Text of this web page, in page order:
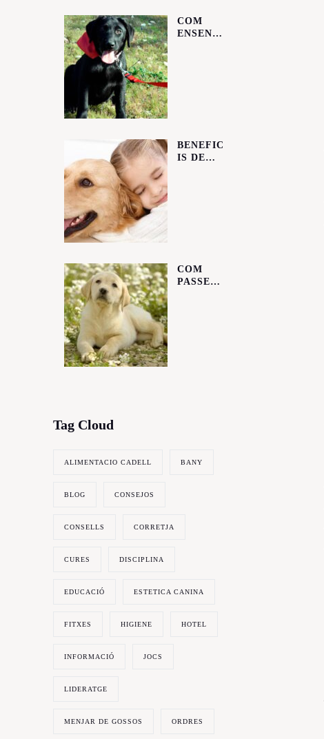
COM
ENSENY
BENEFIC
IS DE
COM
PASSEJA
Tag Cloud
ALIMENTACIO CADELL BANY
BLOG CONSEJOS
CONSELLS CORRETJA
CURES DISCIPLINA
EDUCACIÓ ESTETICA CANINA
FITXES HIGIENE HOTEL
INFORMACIÓ JOCS
LIDERATGE
MENJAR DE GOSSOS ORDRES